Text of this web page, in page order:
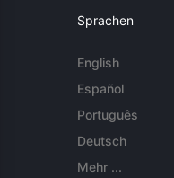
Sprachen
English
Español
Português
Deutsch
Mehr ...